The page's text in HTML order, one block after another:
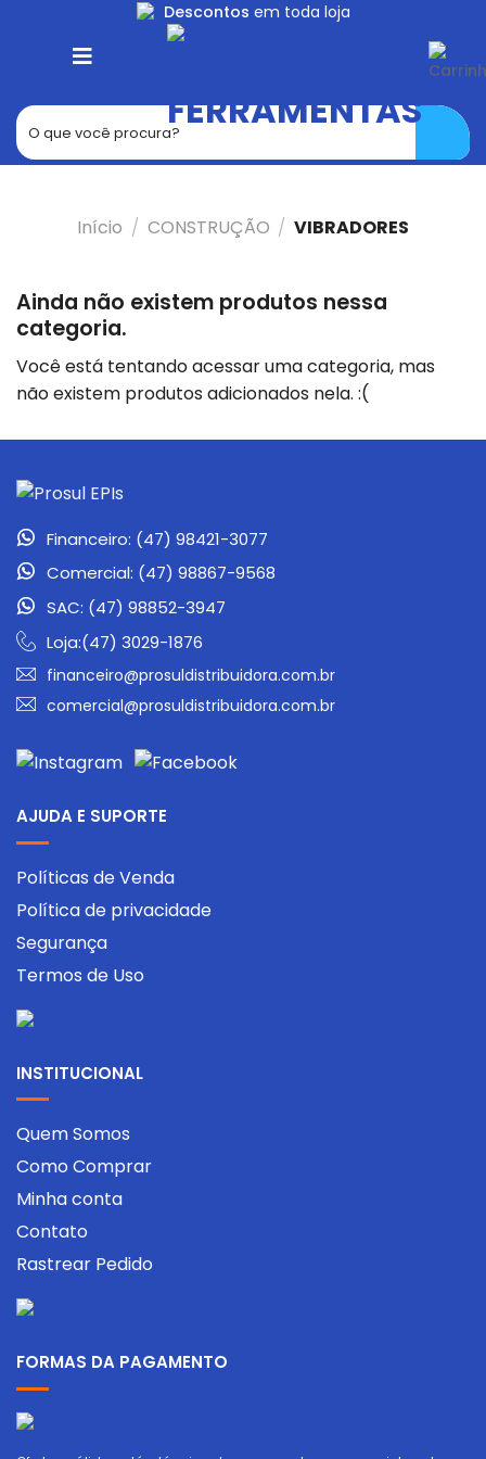
Descontos em toda loja
Início / CONSTRUÇÃO / VIBRADORES
Ainda não existem produtos nessa
categoria.
Você está tentando acessar uma categoria, mas
não existem produtos adicionados nela. :(
Financeiro: (47) 98421-3077
Comercial: (47) 98867-9568
SAC: (47) 98852-3947
Loja:(47) 3029-1876
financeiro@prosuldistribuidora.com.br
comercial@prosuldistribuidora.com.br
AJUDA E SUPORTE
Políticas de Venda
Política de privacidade
Segurança
Termos de Uso
INSTITUCIONAL
Quem Somos
Como Comprar
Minha conta
Contato
Rastrear Pedido
FORMAS DA PAGAMENTO